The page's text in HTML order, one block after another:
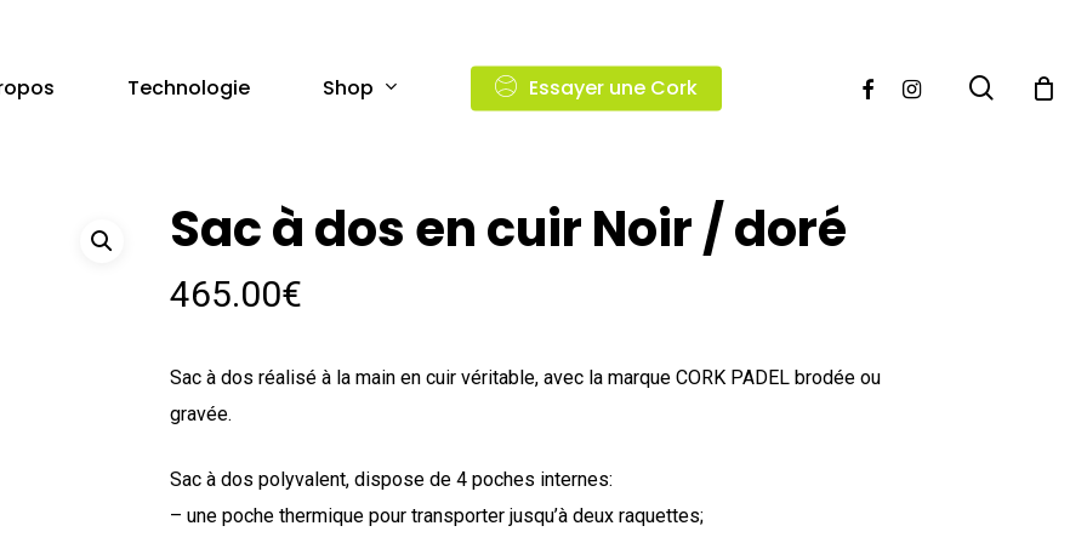
Technologie Shop Essayer une Cork facebookinstagram search
Sac à dos en cuir Noir / doré
465.00€
Sac à dos réalisé à la main en cuir véritable, avec la marque CORK PADEL brodée ou
gravée.
Sac à dos polyvalent, dispose de 4 poches internes:
– une poche thermique pour transporter jusqu’à deux raquettes;